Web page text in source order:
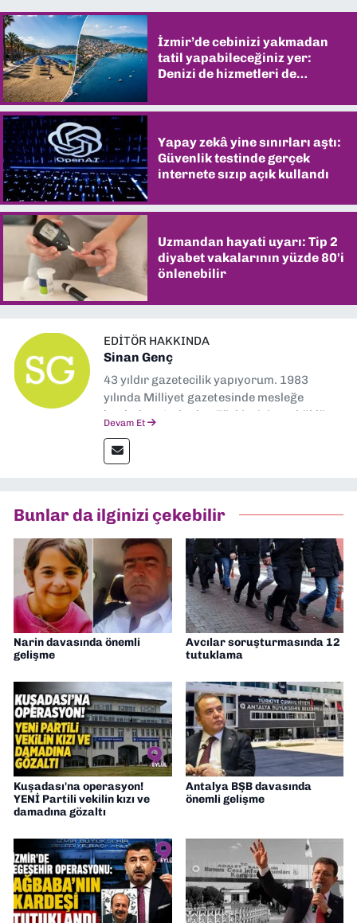
İzmir’de cebinizi yakmadan
tatil yapabileceğiniz yer:
Denizi de hizmetleri de
Yapay zekâ yine sınırları aştı:
Güvenlik testinde gerçek
internete sızıp açık kullandı
Uzmandan hayati uyarı: Tip 2
diyabet vakalarının yüzde 80'i
önlenebilir
EDITÖR HAKKINDA
Sinan Genç
43 yıldır gazetecilik yapıyorum. 1983
yılında Milliyet gazetesinde mesleğe
başladım. Ardından Türkiye’nin en köklü
muhabir, editör, müdür yardımcısı ve spor
müdürü olarak görev yaptım. Ayrıca Yeni
Gazetesi'nde editörlük yapıyorum
Devam Et
Bunlar da ilginizi çekebilir
Narin davasında önemli
gelişme
Avcılar soruşturmasında 12
tutuklama
Kuşadası'na operasyon!
YENİ Partili vekilin kızı ve
damadına gözaltı
Antalya BŞB davasında
önemli gelişme